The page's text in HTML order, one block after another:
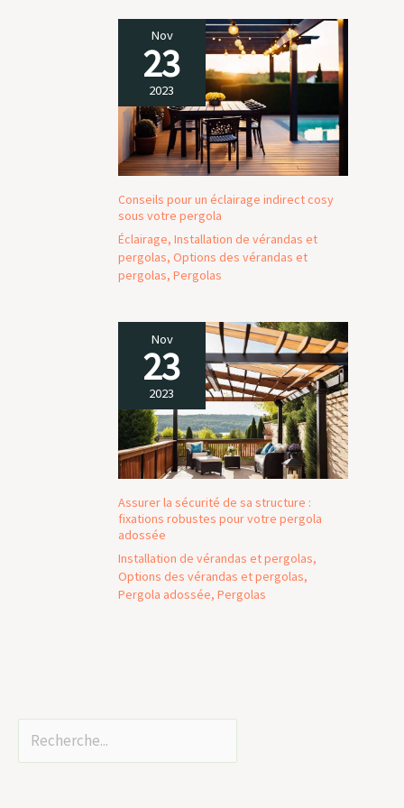
Nov
23
2023
Conseils pour un éclairage indirect cosy
sous votre pergola
Éclairage, Installation de vérandas et
pergolas, Options des vérandas et
pergolas, Pergolas
Nov
23
2023
Assurer la sécurité de sa structure :
fixations robustes pour votre pergola
adossée
Installation de vérandas et pergolas,
Options des vérandas et pergolas,
Pergola adossée, Pergolas